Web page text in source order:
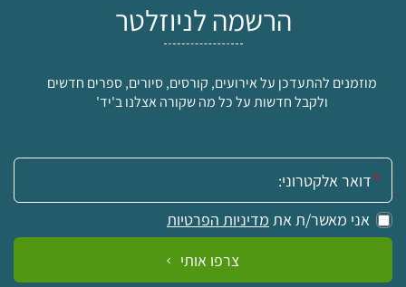
הרשמה לניוזלטר
מוזמנים להתעדכן על אירועים, קורסים, סיורים, ספרים חדשים
ולקבל חדשות על כל מה שקורה אצלנו ב'יד'
אימייל:
אני מאשר/ת את מדיניות הפרטיות
צרפו אותי